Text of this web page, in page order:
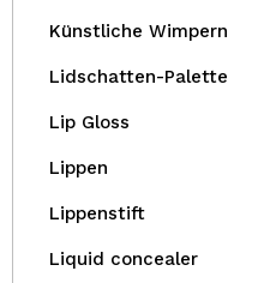
Künstliche Wimpern
Lidschatten-Palette
Lip Gloss
Lippen
Lippenstift
Liquid concealer